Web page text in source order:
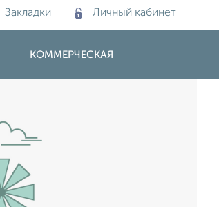
Закладки Личный кабинет
КОММЕРЧЕСКАЯ